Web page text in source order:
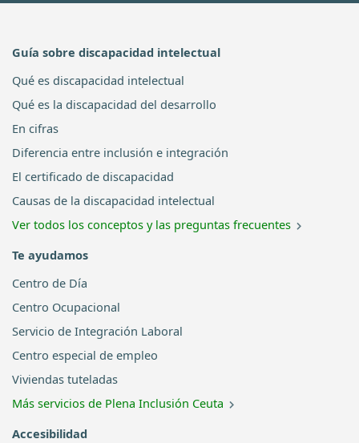
Guía sobre discapacidad intelectual
Qué es discapacidad intelectual
Qué es la discapacidad del desarrollo
En cifras
Diferencia entre inclusión e integración
El certificado de discapacidad
Causas de la discapacidad intelectual
Ver todos los conceptos y las preguntas frecuentes
Te ayudamos
Centro de Día
Centro Ocupacional
Servicio de Integración Laboral
Centro especial de empleo
Viviendas tuteladas
Más servicios de Plena Inclusión Ceuta
Accesibilidad